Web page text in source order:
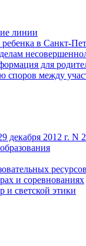
линии
в Санкт-
для
споров между
декабря 2012 г. N
ресурсов
и соревнованиях
и светской этики